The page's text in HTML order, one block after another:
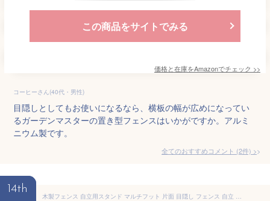
この商品をサイトでみる
価格と在庫をAmazonでチェック >>
コーヒーさん(40代・男性)
目隠しとしてもお使いになるなら、横板の幅が広めになってい
るガーデンマスターの置き型フェンスはいかがですか。アルミ
ニウム製です。
全てのおすすめコメント (2件) >
14th
木製フェンス 自立用スタンド マルチフット 片面 目隠し フェンス 自立 置くだけ ベランダ 庭 屋外 室内 仕切り 間仕切り ベランダdeウォール ボーダーフェンス DIY ウッドフェンス ラティス 目隠しフェンス 移動式フェンス jsbf-ms250-1side